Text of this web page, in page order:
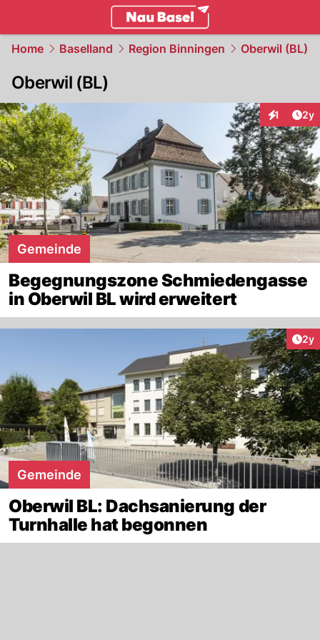
Home Baselland Region Binningen Oberwil (BL)
Oberwil (BL)
1 2y
Gemeinde
Begegnungszone Schmiedengasse
in Oberwil BL wird erweitert
2y
Gemeinde
Oberwil BL: Dachsanierung der
Turnhalle hat begonnen